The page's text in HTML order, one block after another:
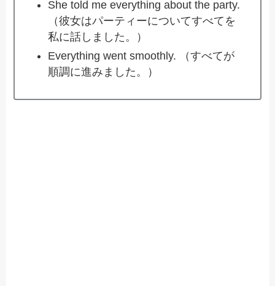
She told me everything about the party.
（彼女はパーティーについてすべてを
私に話しました。）
Everything went smoothly. （すべてが
順調に進みました。）